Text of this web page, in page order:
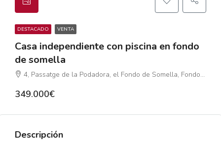
DESTACADO VENTA
Casa independiente con piscina en fondo
de somella
4, Passatge de la Podadora, el Fondo de Somella, Fondo Somella, Santa Maria, Vilanova i la Geltrú, Garraf, Barcelona, Catalunya, 08800, España
349.000€
Descripción